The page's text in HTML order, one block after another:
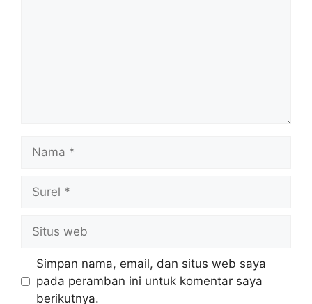
Nama
Surel
Situs
web
Simpan nama, email, dan situs web saya
pada peramban ini untuk komentar saya
berikutnya.